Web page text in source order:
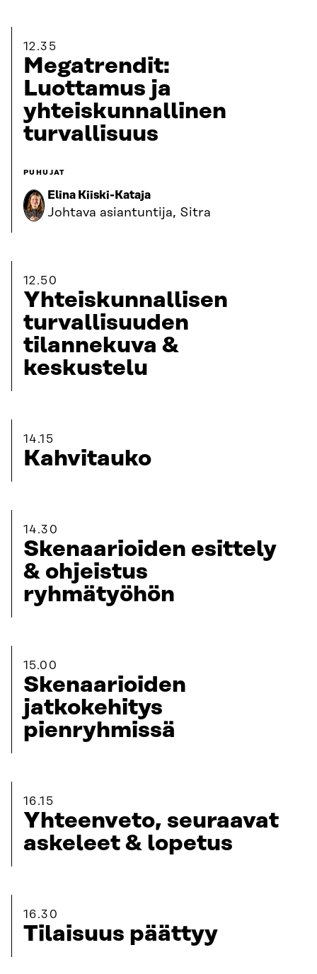
12.35
Megatrendit:
Luottamus ja
yhteiskunnallinen
turvallisuus
PUHUJAT
Elina Kiiski-Kataja
Johtava asiantuntija, Sitra
12.50
Yhteiskunnallisen
turvallisuuden
tilannekuva &
keskustelu
14.15
Kahvitauko
14.30
Skenaarioiden esittely
& ohjeistus
ryhmätyöhön
15.00
Skenaarioiden
jatkokehitys
pienryhmissä
16.15
Yhteenveto, seuraavat
askeleet & lopetus
16.30
Tilaisuus päättyy